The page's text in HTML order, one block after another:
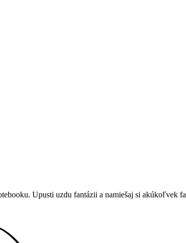
Upusti uzdu fantázii a namiešaj si akúkoľvek